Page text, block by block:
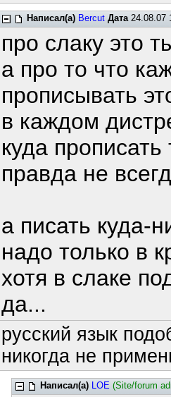
Написал(а) Bercut Дата24.08.07
про слаку это
а про то что
прописывать
в каждом
куда
правда не
а писать куда-
надо только в
хотя в слаке
да...
русский язык
никогда не
Написал(а) LOE (Site/forum